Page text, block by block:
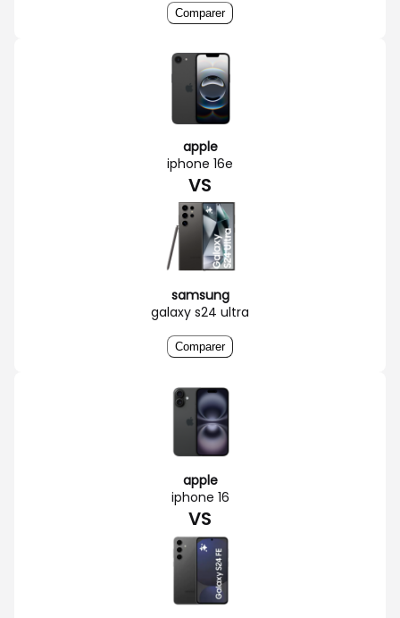
Comparer
apple
iphone 16e
VS
samsung
galaxy s24 ultra
Comparer
apple
iphone 16
VS